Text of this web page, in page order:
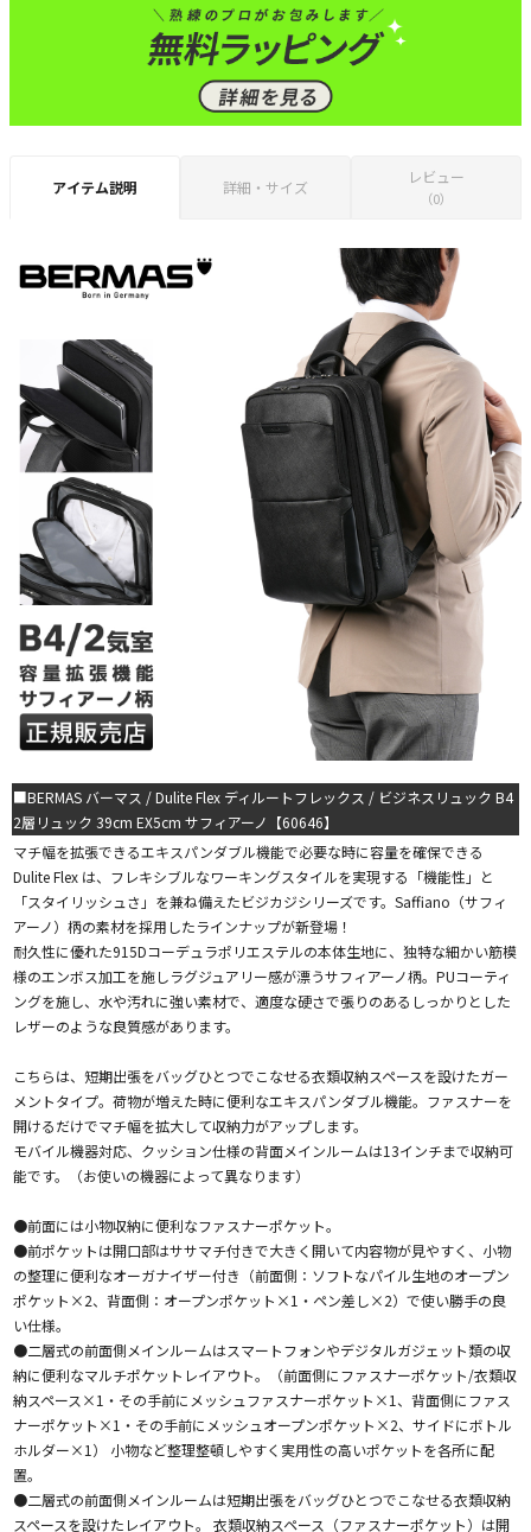
アイテム説明 詳細・サイズ
レビュー
（0）
■BERMAS バーマス / Dulite Flex ディルートフレックス / ビジネスリュック B4
2層リュック 39cm EX5cm サフィアーノ【60646】
マチ幅を拡張できるエキスパンダブル機能で必要な時に容量を確保できる
Dulite Flex は、フレキシブルなワーキングスタイルを実現する「機能性」と
「スタイリッシュさ」を兼ね備えたビジカジシリーズです。Saffiano（サフィ
アーノ）柄の素材を採用したラインナップが新登場！
耐久性に優れた915Dコーデュラポリエステルの本体生地に、独特な細かい筋模
様のエンボス加工を施しラグジュアリー感が漂うサフィアーノ柄。PUコーティ
ングを施し、水や汚れに強い素材で、適度な硬さで張りのあるしっかりとした
レザーのような良質感があります。
こちらは、短期出張をバッグひとつでこなせる衣類収納スペースを設けたガー
メントタイプ。荷物が増えた時に便利なエキスパンダブル機能。ファスナーを
開けるだけでマチ幅を拡大して収納力がアップします。
モバイル機器対応、クッション仕様の背面メインルームは13インチまで収納可
能です。（お使いの機器によって異なります）
●前面には小物収納に便利なファスナーポケット。
●前ポケットは開口部はササマチ付きで大きく開いて内容物が見やすく、小物
の整理に便利なオーガナイザー付き（前面側：ソフトなパイル生地のオープン
ポケット×2、背面側：オープンポケット×1・ペン差し×2）で使い勝手の良
い仕様。
●二層式の前面側メインルームはスマートフォンやデジタルガジェット類の収
納に便利なマルチポケットレイアウト。（前面側にファスナーポケット/衣類収
納スペース×1・その手前にメッシュファスナーポケット×1、背面側にファス
ナーポケット×1・その手前にメッシュオープンポケット×2、サイドにボトル
ホルダー×1） 小物など整理整頓しやすく実用性の高いポケットを各所に配
置。
●二層式の前面側メインルームは短期出張をバッグひとつでこなせる衣類収納
スペースを設けたレイアウト。 衣類収納スペース（ファスナーポケット）は開